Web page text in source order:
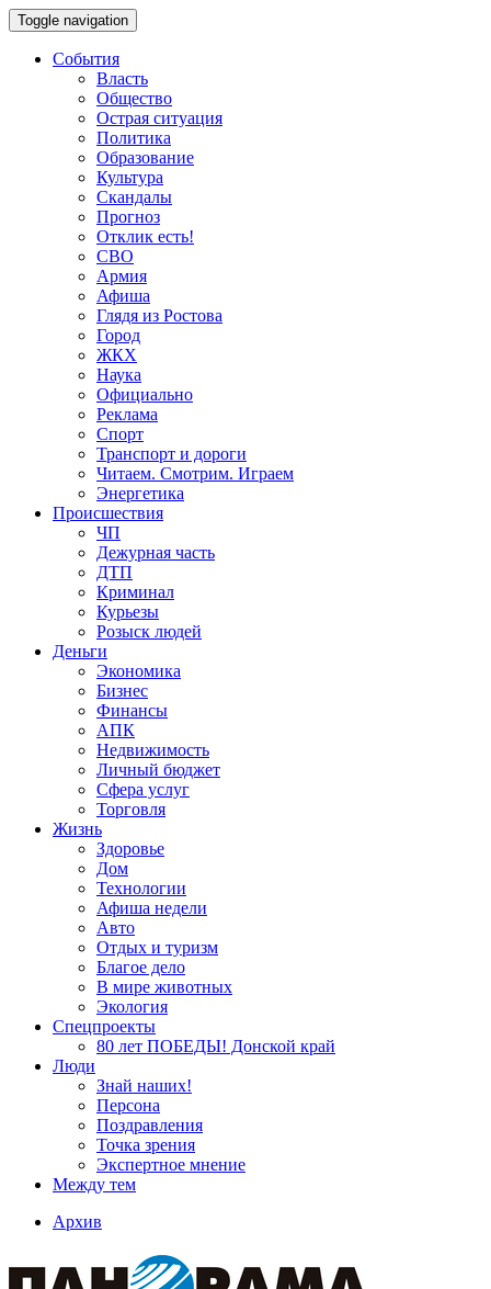
Toggle navigation
События
Власть
Общество
Острая ситуация
Политика
Образование
Культура
Скандалы
Прогноз
Отклик есть!
СВО
Армия
Афиша
Глядя из Ростова
Город
ЖКХ
Наука
Официально
Реклама
Спорт
Транспорт и дороги
Читаем. Смотрим. Играем
Энергетика
Происшествия
ЧП
Дежурная часть
ДТП
Криминал
Курьезы
Розыск людей
Деньги
Экономика
Бизнес
Финансы
АПК
Недвижимость
Личный бюджет
Сфера услуг
Торговля
Жизнь
Здоровье
Дом
Технологии
Афиша недели
Авто
Отдых и туризм
Благое дело
В мире животных
Экология
Спецпроекты
80 лет ПОБЕДЫ! Донской край
Люди
Знай наших!
Персона
Поздравления
Точка зрения
Экспертное мнение
Между тем
Архив